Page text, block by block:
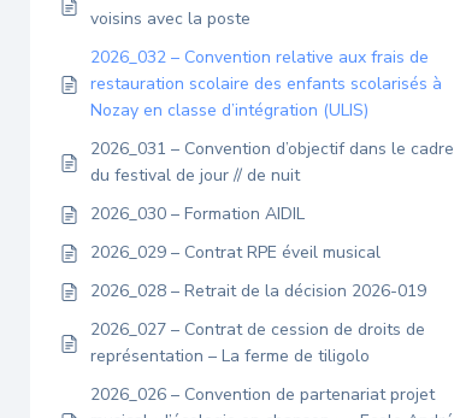
voisins avec la poste
2026_032 – Convention relative aux frais de
restauration scolaire des enfants scolarisés à
Nozay en classe d’intégration (ULIS)
2026_031 – Convention d’objectif dans le cadre
du festival de jour // de nuit
2026_030 – Formation AIDIL
2026_029 – Contrat RPE éveil musical
2026_028 – Retrait de la décision 2026-019
2026_027 – Contrat de cession de droits de
représentation – La ferme de tiligolo
2026_026 – Convention de partenariat projet